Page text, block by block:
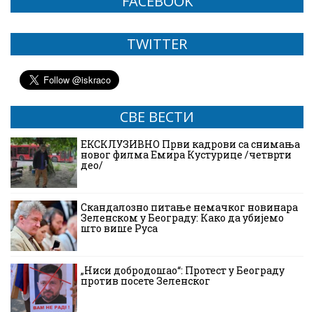
TWITTER
СВЕ ВЕСТИ
ЕКСКЛУЗИВНО Први кадрови са снимања
новог филма Емира Кустурице /четврти
део/
Скандалозно питање немачког новинара
Зеленском у Београду: Како да убијемо
што више Руса
„Ниси добродошао“: Протест у Београду
против посете Зеленског